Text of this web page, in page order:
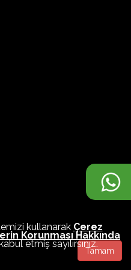
kullanarak Çerez
Korunması Hakkında
etmiş sayılırsınız.
Tamam